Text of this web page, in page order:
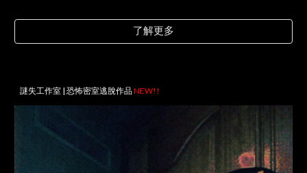
了解更多
謎失工作室 | 恐怖密室逃脫作品NEW!!